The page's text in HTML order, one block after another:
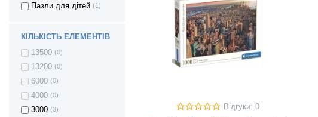
Пазли для дітей (1)
КІЛЬКІСТЬ ЕЛЕМЕНТІВ
13500 (0)
13200 (0)
6000 (0)
4000 (0)
3000 (3) Відгуки: 0